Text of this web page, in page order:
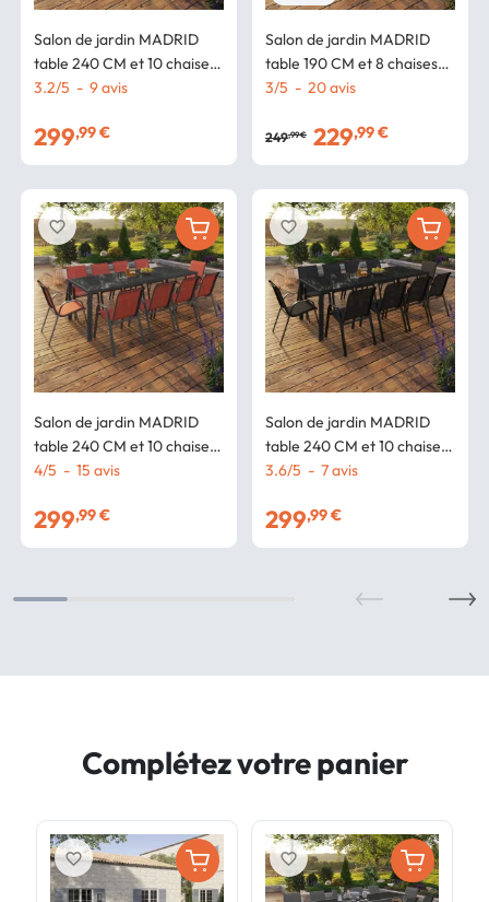
Salon de jardin MADRID
table 240 CM et 10 chaises
empilables mix color bleu,
3.2/5 - 9avis
299,99 €
Salon de jardin MADRID
table 240 CM et 10 chaises
empilables terracotta et
4/5 - 15 avis
299,99 €
favorite_border
Salon de jardin MADRID
table 190 CM et 8 chaises
empilables gris anthracite
3/5 - 20avis
249,99 € 229,99 €
Salon de jardin MADRID
table 240 CM et 10 chaises
empilables noir
3.6/5 - 7avis
299,99 €
favorite_border
Complétez votre panier
favorite_border favorite_border